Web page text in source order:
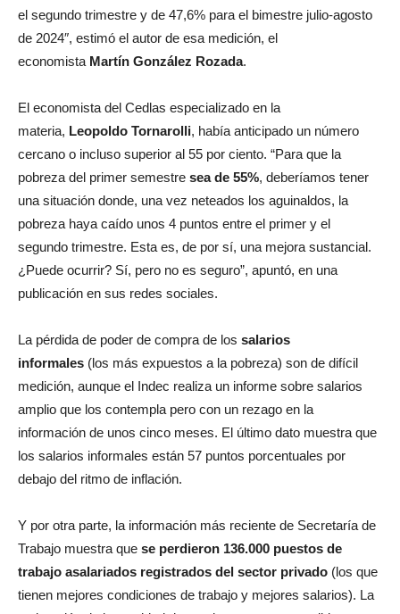
el segundo trimestre y de 47,6% para el bimestre julio-agosto
de 2024″, estimó el autor de esa medición, el
economista Martín González Rozada.
El economista del Cedlas especializado en la
materia, Leopoldo Tornarolli, había anticipado un número
cercano o incluso superior al 55 por ciento. “Para que la
pobreza del primer semestre sea de 55%, deberíamos tener
una situación donde, una vez neteados los aguinaldos, la
pobreza haya caído unos 4 puntos entre el primer y el
segundo trimestre. Esta es, de por sí, una mejora sustancial.
¿Puede ocurrir? Sí, pero no es seguro”, apuntó, en una
publicación en sus redes sociales.
La pérdida de poder de compra de los salarios
informales (los más expuestos a la pobreza) son de difícil
medición, aunque el Indec realiza un informe sobre salarios
amplio que los contempla pero con un rezago en la
información de unos cinco meses. El último dato muestra que
los salarios informales están 57 puntos porcentuales por
debajo del ritmo de inflación.
Y por otra parte, la información más reciente de Secretaría de
Trabajo muestra que se perdieron 136.000 puestos de
trabajo asalariados registrados del sector privado (los que
tienen mejores condiciones de trabajo y mejores salarios). La